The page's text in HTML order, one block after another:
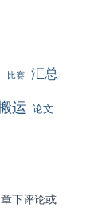
比赛 汇总
运 论文
下评论或